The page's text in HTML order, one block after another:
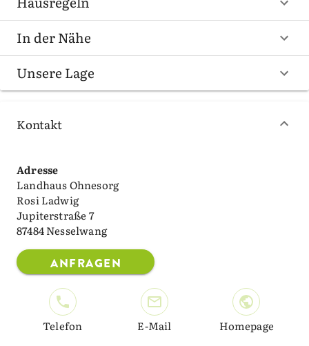
In der Nähe
Unsere Lage
Kontakt
Adresse
Landhaus Ohnesorg
Rosi Ladwig
Jupiterstraße 7
87484 Nesselwang
ANFRAGEN
Telefon E-Mail Homepage